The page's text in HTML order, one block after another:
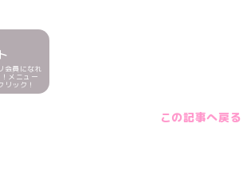
会員になれ
メニュー
リック！
この記事へ戻る